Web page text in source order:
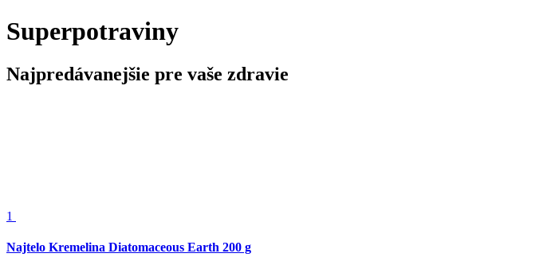
Superpotraviny
Najpredávanejšie pre vaše zdravie
1
Najtelo Kremelina Diatomaceous Earth 200 g